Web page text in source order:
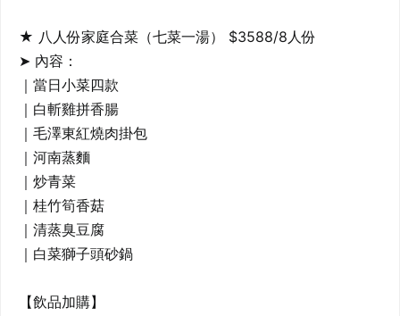
★ 八人份家庭合菜（七菜一湯） $3588/8人份
➤ 內容：
｜當日小菜四款
｜白斬雞拼香腸
｜毛澤東紅燒肉掛包
｜河南蒸麵
｜炒青菜
｜桂竹筍香菇
｜清蒸臭豆腐
｜白菜獅子頭砂鍋
【飲品加購】